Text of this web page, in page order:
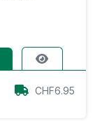
CHF6.95